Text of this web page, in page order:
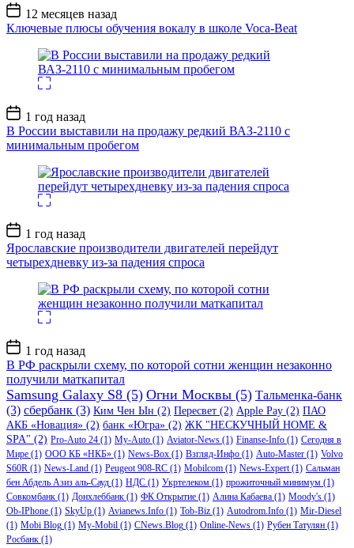
Дата
записи
12 месяцев назад
Ключевые плюсы обучения вокалу в школе Voca-Beat
Дата
записи
1 год назад
В России выставили на продажу редкий ВАЗ-2110 с
минимальным пробегом
Дата
записи
1 год назад
Ярославские производители двигателей перейдут
четырехдневку из-за падения спроса
Дата
записи
1 год назад
В РФ раскрыли схему, по которой сотни женщин незаконно
получили маткапитал
Samsung Galaxy S8 (5) Огни Москвы (5) Тальменка-банк
(3) сбербанк (3) Ким Чен Ын (2) Пересвет (2) Apple Pay (2) ПАО
АКБ «Новация» (2) банк «Югра» (2) ЖК "НЕСКУЧНЫЙ HOME &
SPA" (2) Pro-Auto 24 (1) My-Auto (1) Aviator-News (1) Finanse-Info (1) Сегодня в
Мире (1) ООО КБ «НКБ» (1) News-Box (1) Взгляд-Инфо (1) Auto-Master (1) Volvo
S60R (1) News-Land (1) Peugeot 908-RC (1) Mobilcom (1) News-Expert(1) Сальман
бен Абдель Азиз аль-Сауд (1) НДС (1) Укртелеком (1) прожиточный минимум (1)
Совкомбанк (1) Донхлеббанк (1) ФК Открытие (1) Алина Кабаева (1) Moody's (1)
Ob-IPhone (1) SkyUp (1) Avianews.Info (1) Tob-Biz (1) Autodrom.Info (1) Mir-Diesel
(1) Mobi Blog (1) My-Mobil (1) CNews.Blog (1) Online-News (1) Рубен Татулян (1)
Росбанк (1)